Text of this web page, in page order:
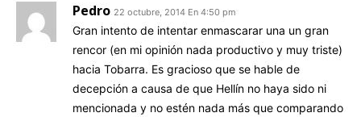
Pedro 22 octubre, 2014 En 4:50 pm
Gran intento de intentar enmascarar una un gran
rencor (en mi opinión nada productivo y muy triste)
hacia Tobarra. Es gracioso que se hable de
decepción a causa de que Hellín no haya sido ni
mencionada y no estén nada más que comparando